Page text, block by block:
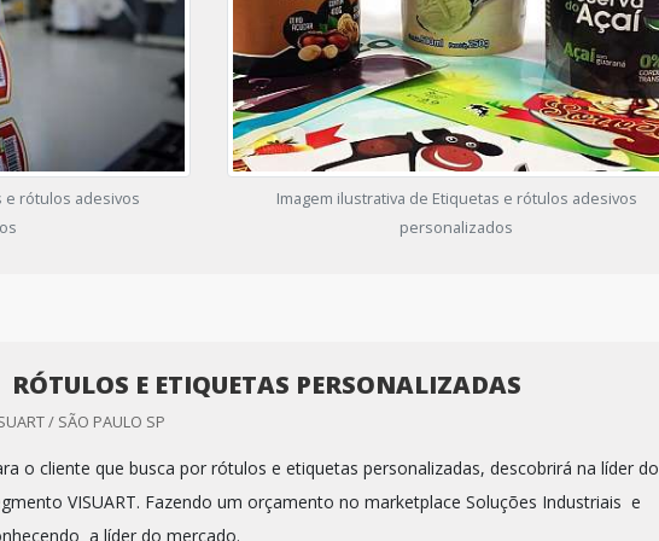
e rótulos adesivos
Imagem ilustrativa de Etiquetas e rótulos adesivos
personalizados
RÓTULOS E ETIQUETAS PERSONALIZADAS
/ SÃO PAULO SP
o cliente que busca por rótulos e etiquetas personalizadas, descobrirá na líder do
VISUART. Fazendo um orçamento no marketplace Soluções Industriais e
a líder do mercado.